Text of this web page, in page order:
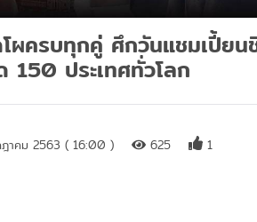
ผครบทุกคู่ ศึกวันแชมเปี้ย
150 ประเทศทั่วโลก
าคม 2563 ( 16:00 ) 625 1